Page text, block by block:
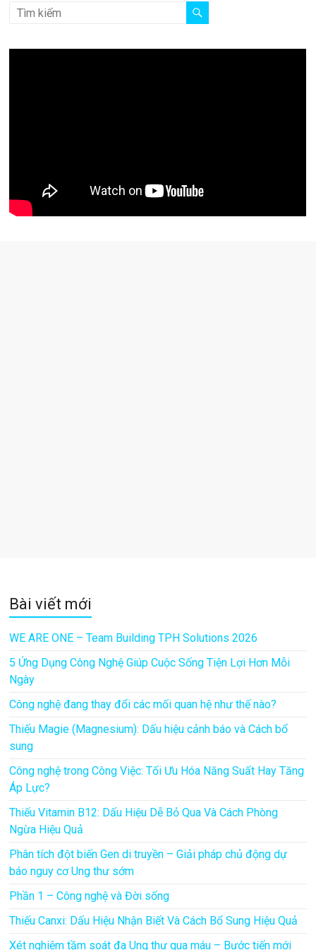
Bài viết mới
WE ARE ONE – Team Building TPH Solutions 2026
5 Ứng Dụng Công Nghệ Giúp Cuộc Sống Tiện Lợi Hơn Mỗi
Ngày
Công nghệ đang thay đổi các mối quan hệ như thế nào?
Thiếu Magie (Magnesium): Dấu hiệu cảnh báo và Cách bổ
sung
Công nghệ trong Công Việc: Tối Ưu Hóa Năng Suất Hay Tăng
Áp Lực?
Thiếu Vitamin B12: Dấu Hiệu Dễ Bỏ Qua Và Cách Phòng
Ngừa Hiệu Quả
Phân tích đột biến Gen di truyền – Giải pháp chủ động dự
báo nguy cơ Ung thư sớm
Phần 1 – Công nghệ và Đời sống
Thiếu Canxi: Dấu Hiệu Nhận Biết Và Cách Bổ Sung Hiệu Quả
Xét nghiệm tầm soát đa Ung thư qua máu – Bước tiến mới